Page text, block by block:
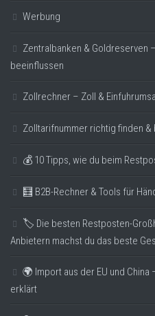
Werbung
Zentralbanken & Goldreserven
beeinflussen
Zollrechner – Zoll &
Zolltarifnummer richtig finden &
💰 10 Tipps, wie du beim
🧮 B2B-Rechner & Tools für
🏷️ Die besten Restposten-
Anbietern machst du das beste
🌍 Import aus der EU und
erklärt